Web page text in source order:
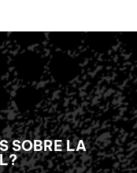
SOBRE LA